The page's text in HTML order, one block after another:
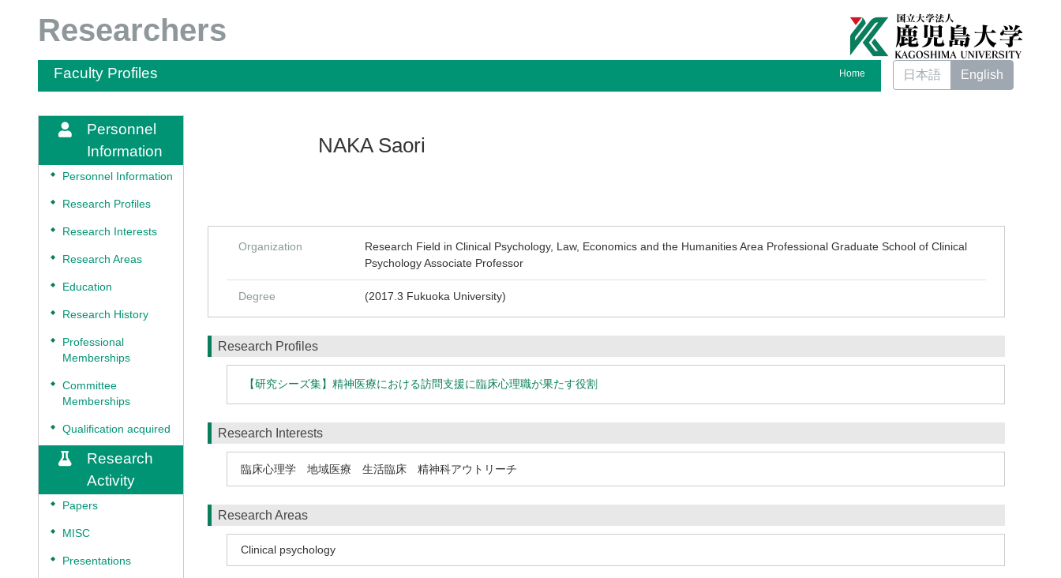
Researchers
Faculty Profiles Home 日本語 English
Personnel
Information
◆ Personnel Information
◆ Research Profiles
◆ Research Interests
◆ Research Areas
◆ Education
◆ Research History
◆
Professional
Memberships
◆
Committee
Memberships
◆ Qualification acquired
Research
Activity
◆ Papers
◆ MISC
◆ Presentations
NAKA Saori
Organization
Research Field in Clinical Psychology, Law, Economics and the Humanities Area Professional Graduate School of Clinical
Psychology Associate Professor
Degree (2017.3 Fukuoka University)
Research Profiles
【研究シーズ集】精神医療における訪問支援に臨床心理職が果たす役割
Research Interests
臨床心理学 地域医療 生活臨床 精神科アウトリーチ
Research Areas
Clinical psychology